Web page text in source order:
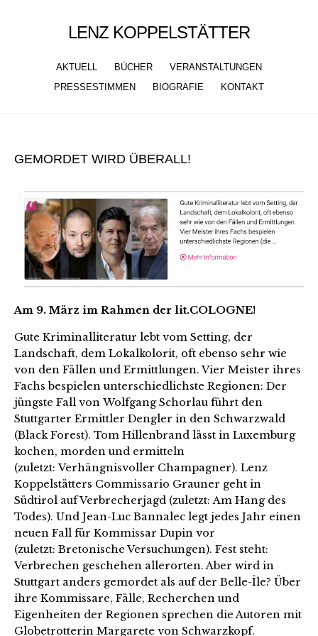
LENZ KOPPELSTÄTTER
AKTUELL BÜCHER
VERANSTALTUNGEN
PRESSESTIMMEN
BIOGRAFIE KONTAKT
content
GEMORDET WIRD ÜBERALL!
Am 9. März im Rahmen der lit.COLOGNE!
Gute Kriminalliteratur lebt vom Setting, der
Landschaft, dem Lokalkolorit, oft ebenso sehr wie
von den Fällen und Ermittlungen. Vier Meister ihres
Fachs bespielen unterschiedlichste Regionen: Der
jüngste Fall von Wolfgang Schorlau führt den
Stuttgarter Ermittler Dengler in den Schwarzwald
(Black Forest). Tom Hillenbrand lässt in Luxemburg
kochen, morden und ermitteln
(zuletzt: Verhängnisvoller Champagner). Lenz
Koppelstätters Commissario Grauner geht in
Südtirol auf Verbrecherjagd (zuletzt: Am Hang des
Todes). Und Jean-Luc Bannalec legt jedes Jahr einen
neuen Fall für Kommissar Dupin vor
(zuletzt: Bretonische Versuchungen). Fest steht:
Verbrechen geschehen allerorten. Aber wird in
Stuttgart anders gemordet als auf der Belle-Île? Über
ihre Kommissare, Fälle, Recherchen und
Eigenheiten der Regionen sprechen die Autoren mit
Globetrotterin Margarete von Schwarzkopf.